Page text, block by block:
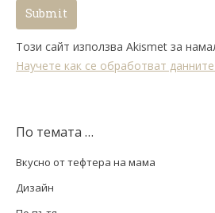
Submit
Този сайт използва Akismet за
Научете как се обработват
По темата …
Вкусно от тефтера на мама
Дизайн